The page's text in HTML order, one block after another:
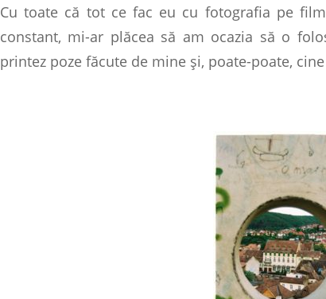
Cu toate că tot ce fac eu cu fotografia pe
constant, mi-ar plăcea să am ocazia să o
printez poze făcute de mine şi, poate-poate,